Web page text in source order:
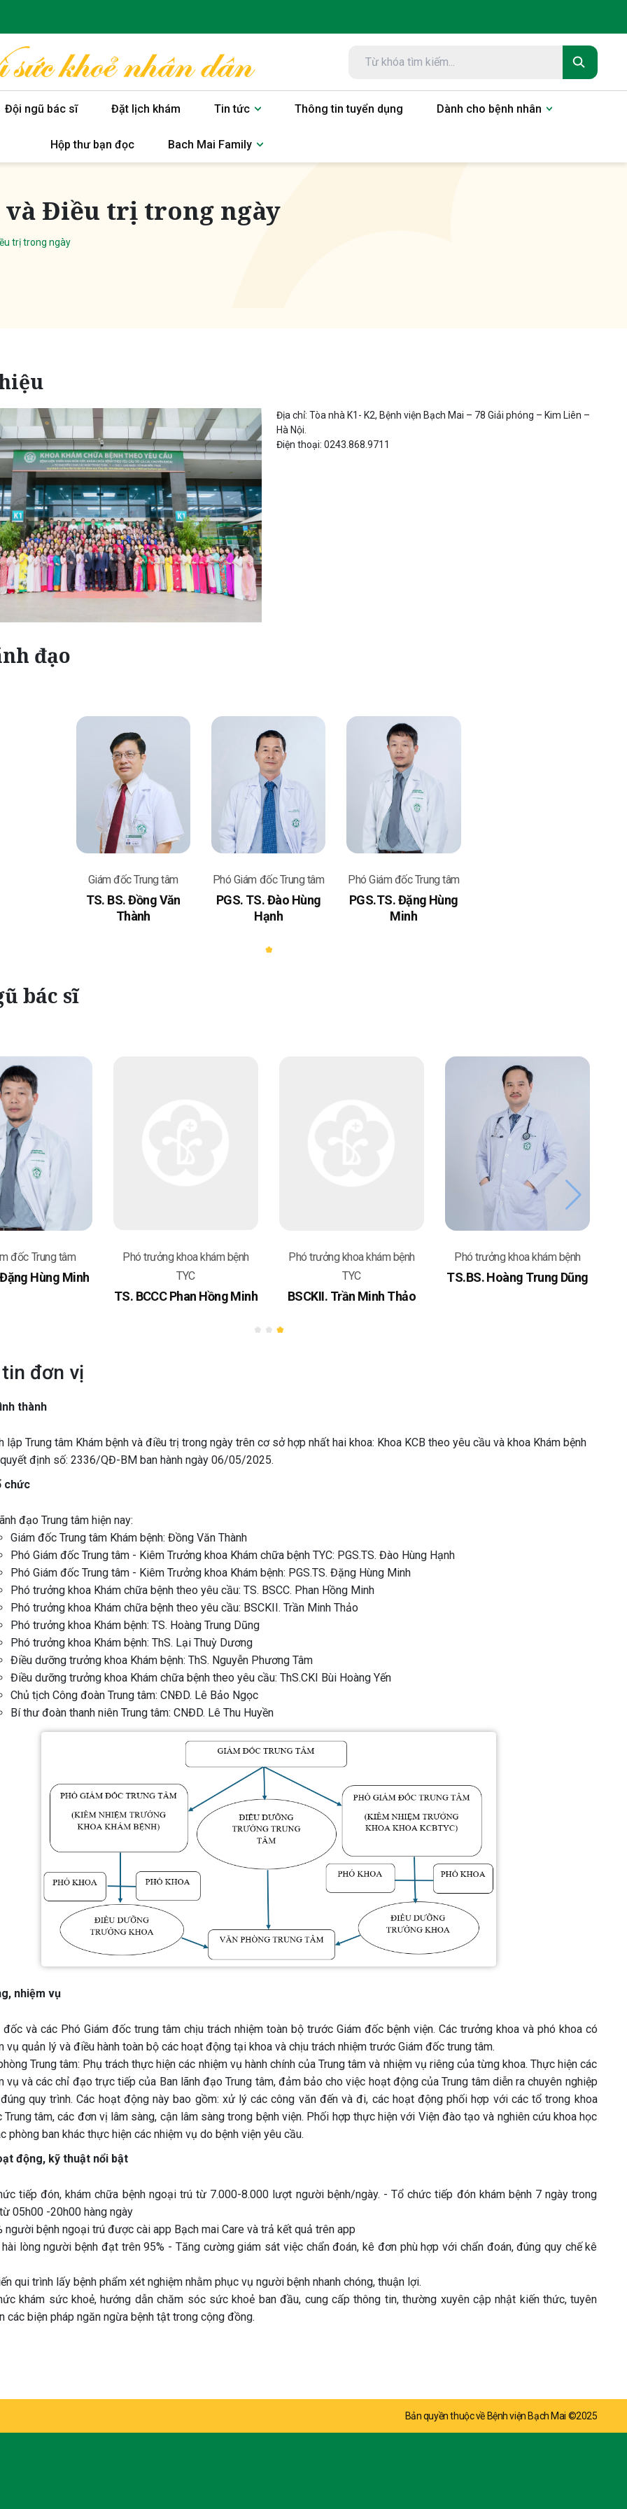
Đội ngũ bác sĩ Đặt lịch khám Tin tức Thông tin tuyển dụng Dành cho bệnh nhân
Hộp thư bạn đọc Bach Mai Family
Điều trị trong ngày
trị trong ngày
Địa chỉ: Tòa nhà K1- K2, Bệnh viện Bạch Mai – 78 Giải phóng – Kim Liên –
Hà Nội.
Điện thoại: 0243.868.9711
đạo
Giám đốc Trung tâm
TS. BS. Đồng Văn
Thành
Phó Giám đốc Trung tâm
PGS. TS. Đào Hùng
Hạnh
Phó Giám đốc Trung tâm
PGS.TS. Đặng Hùng
Minh
bác sĩ
đốc Trung tâm
Hùng Minh
Phó trưởng khoa khám bệnh
TYC
TS. BCCC Phan Hồng Minh
Phó trưởng khoa khám bệnh
TYC
BSCKII. Trần Minh Thảo
Phó trưởng khoa khám bệnh
TS.BS. Hoàng Trung Dũng
đơn vị
thành
lập Trung tâm Khám bệnh và điều trị trong ngày trên cơ sở hợp nhất hai khoa: Khoa KCB theo yêu cầu và khoa Khám bệnh
định số: 2336/QĐ-BM ban hành ngày 06/05/2025.
chức
đạo Trung tâm hiện nay:
Giám đốc Trung tâm Khám bệnh: Đồng Văn Thành
Phó Giám đốc Trung tâm - Kiêm Trưởng khoa Khám chữa bệnh TYC: PGS.TS. Đào Hùng Hạnh
Phó Giám đốc Trung tâm - Kiêm Trưởng khoa Khám bệnh: PGS.TS. Đặng Hùng Minh
Phó trưởng khoa Khám chữa bệnh theo yêu cầu: TS. BSCC. Phan Hồng Minh
Phó trưởng khoa Khám chữa bệnh theo yêu cầu: BSCKII. Trần Minh Thảo
Phó trưởng khoa Khám bệnh: TS. Hoàng Trung Dũng
Phó trưởng khoa Khám bệnh: ThS. Lại Thuỳ Dương
Điều dưỡng trưởng khoa Khám bệnh: ThS. Nguyễn Phương Tâm
Điều dưỡng trưởng khoa Khám chữa bệnh theo yêu cầu: ThS.CKI Bùi Hoàng Yến
Chủ tịch Công đoàn Trung tâm: CNĐD. Lê Bảo Ngọc
Bí thư đoàn thanh niên Trung tâm: CNĐD. Lê Thu Huyền
nhiệm vụ
đốc và các Phó Giám đốc trung tâm chịu trách nhiệm toàn bộ trước Giám đốc bệnh viện. Các trưởng khoa và phó khoa có
vụ quản lý và điều hành toàn bộ các hoạt động tại khoa và chịu trách nhiệm trước Giám đốc trung tâm.
Trung tâm: Phụ trách thực hiện các nhiệm vụ hành chính của Trung tâm và nhiệm vụ riêng của từng khoa. Thực hiện các
vụ và các chỉ đạo trực tiếp của Ban lãnh đạo Trung tâm, đảm bảo cho việc hoạt động của Trung tâm diễn ra chuyên nghiệp
quy trình. Các hoạt động này bao gồm: xử lý các công văn đến và đi, các hoạt động phối hợp với các tổ trong khoa
Trung tâm, các đơn vị lâm sàng, cận lâm sàng trong bệnh viện. Phối hợp thực hiện với Viện đào tạo và nghiên cứu khoa học
phòng ban khác thực hiện các nhiệm vụ do bệnh viện yêu cầu.
động, kỹ thuật nổi bật
tiếp đón, khám chữa bệnh ngoại trú từ 7.000-8.000 lượt người bệnh/ngày. - Tổ chức tiếp đón khám bệnh 7 ngày trong
05h00 -20h00 hàng ngày
người bệnh ngoại trú được cài app Bạch mai Care và trả kết quả trên app
lòng người bệnh đạt trên 95% - Tăng cường giám sát việc chẩn đoán, kê đơn phù hợp với chẩn đoán, đúng quy chế kê
qui trình lấy bệnh phẩm xét nghiệm nhằm phục vụ người bệnh nhanh chóng, thuận lợi.
khám sức khoẻ, hướng dẫn chăm sóc sức khoẻ ban đầu, cung cấp thông tin, thường xuyên cập nhật kiến thức, tuyên
các biện pháp ngăn ngừa bệnh tật trong cộng đồng.
Bản quyền thuộc về Bệnh viện Bạch Mai ©2025